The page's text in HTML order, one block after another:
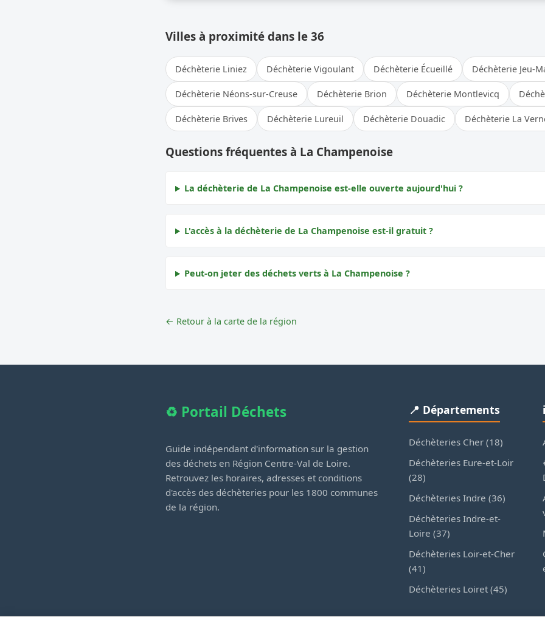
Villes à proximité dans le 36
Déchèterie Liniez Déchèterie Vigoulant Déchèterie Écueillé Déchèterie Jeu-
Déchèterie Néons-sur-Creuse Déchèterie Brion Déchèterie Montlevicq
Déchèterie Brives Déchèterie Lureuil Déchèterie Douadic Déchèterie La
Questions fréquentes à La Champenoise
La déchèterie de La Champenoise est-elle ouverte aujourd'hui ?
L'accès à la déchèterie de La Champenoise est-il gratuit ?
Peut-on jeter des déchets verts à La Champenoise ?
← Retour à la carte de la région
♻️ Portail Déchets
Guide indépendant d'information sur la gestion
des déchets en Région Centre-Val de Loire.
Retrouvez les horaires, adresses et conditions
d'accès des déchèteries pour les 1800 communes
de la région.
📍 Départements
Déchèteries Cher (18)
Déchèteries Eure-et-Loir
(28)
Déchèteries Indre (36)
Déchèteries Indre-et-
Loire (37)
Déchèteries Loir-et-Cher
(41)
Déchèteries Loiret (45)